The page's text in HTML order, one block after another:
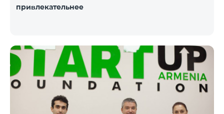
привлекательнее